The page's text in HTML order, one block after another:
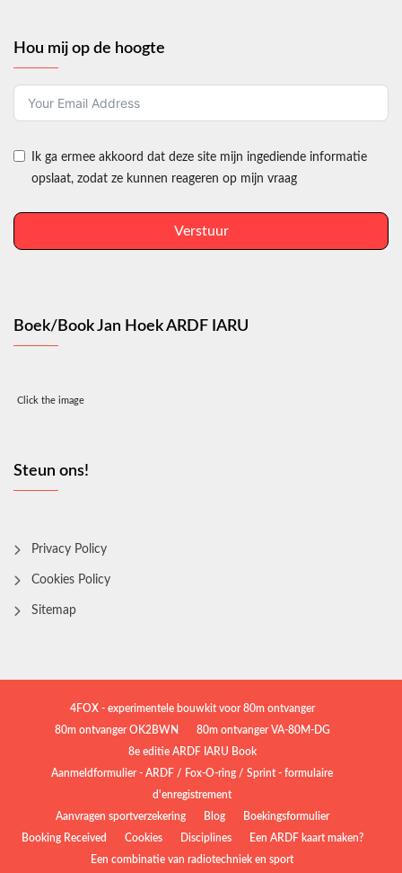
Hou mij op de hoogte
Ik ga ermee akkoord dat deze site mijn ingediende informatie
opslaat, zodat ze kunnen reageren op mijn vraag
Verstuur
Boek/Book Jan Hoek ARDF IARU
Click the image
Steun ons!
Privacy Policy
Cookies Policy
Sitemap
4FOX - experimentele bouwkit voor 80m ontvanger
80m ontvanger OK2BWN
80m ontvanger VA-80M-DG
8e editie ARDF IARU Book
Aanmeldformulier - ARDF / Fox-O-ring / Sprint - formulaire
d'enregistrement
Aanvragen sportverzekering
Blog
Boekingsformulier
Booking Received
Cookies Disciplines
Een ARDF kaart maken?
Een combinatie van radiotechniek en sport